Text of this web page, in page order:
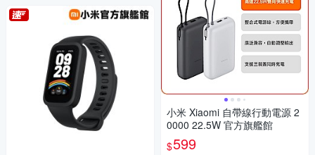
小米 Xiaomi 自帶線行動電源 2
0000 22.5W 官方旗艦館
$599